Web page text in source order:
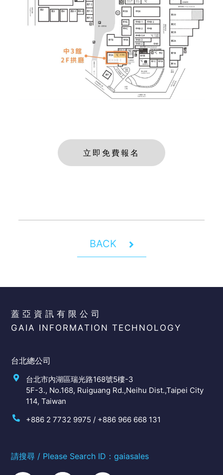
立即免費報名
BACK
蓋亞資訊有限公司
GAIA INFORMATION TECHNOLOGY
台北總公司
台北市內湖區瑞光路168號5樓-3
5F-3., No.168, Ruiguang Rd.,Neihu Dist.,Taipei City
114, Taiwan
+886 2 7732 9975 / +886 966 668 131
請搜尋 / Please Search ID：gaiasales